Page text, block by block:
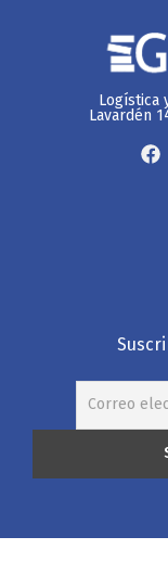
Logística
Lavardén